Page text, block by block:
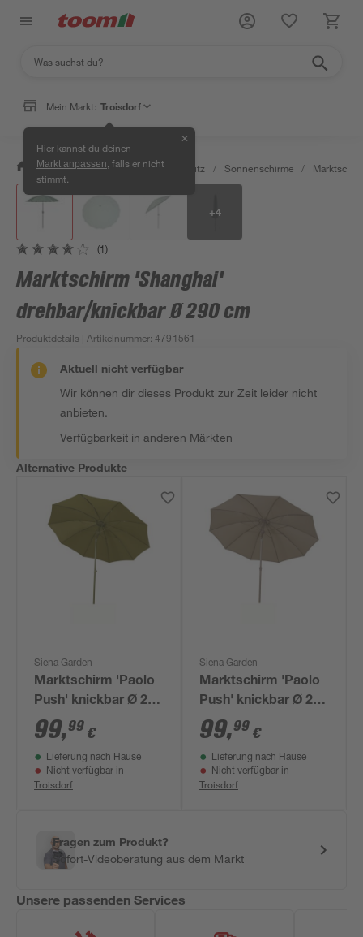
Mein Markt: Troisdorf
Hier kannst du deinen
Markt anpassen , falls er nicht
stimmt.
✕
/ Garten & Freizeit / Sonnenschutz / Sonnenschirme /
+4
(1)
Marktschirm 'Shanghai'
drehbar/knickbar Ø 290 cm
Produktdetails | Artikelnummer:4791561
Aktuell nicht verfügbar
Wir können dir dieses Produkt zur Zeit leider nicht
anbieten.
Verfügbarkeit in anderen Märkten
Alternative Produkte
Siena Garden
Marktschirm 'Paolo
Push' knickbar Ø 270
cm
99,99 €
Lieferung nach Hause
Nicht verfügbar in
Troisdorf
Siena Garden
Marktschirm 'Paolo
Push' knickbar Ø 270
cm
99,99 €
Lieferung nach Hause
Nicht verfügbar in
Troisdorf
Fragen zum Produkt?
Sofort-Videoberatung aus dem Markt
Unsere passenden Services